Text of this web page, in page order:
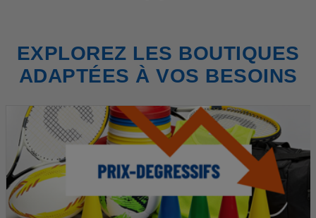
EXPLOREZ LES BOUTIQUES
ADAPTÉES À VOS BESOINS